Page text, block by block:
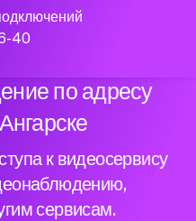
40
и
по адресу
к видеосервису
сервисам.